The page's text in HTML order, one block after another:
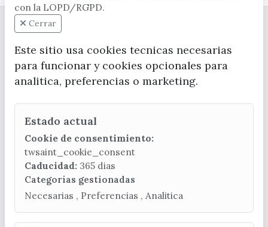
(+34) 952 541 104
turismo@velezmalaga.es
C/ Poniente, 2. CP 29740 - Torre del Mar
con la LOPD/RGPD.
Cerrar
Este sitio usa cookies tecnicas necesarias
para funcionar y cookies opcionales para
analitica, preferencias o marketing.
Estado actual
Cookie de consentimiento:
twsaint_cookie_consent
Caducidad: 365 dias
Categorias gestionadas
Necesarias , Preferencias , Analitica